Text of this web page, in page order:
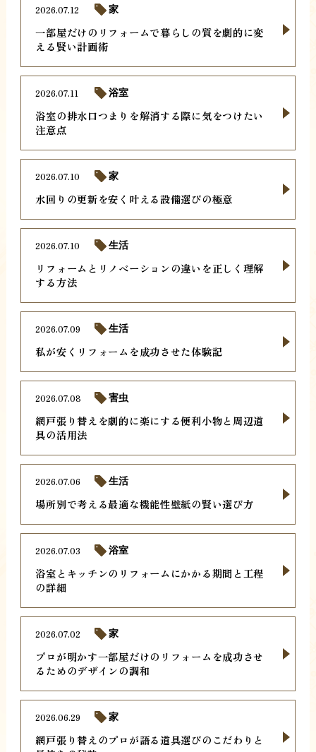
一部屋だけのリフォームで暮らしの質を劇的に変
える賢い計画術
2026.07.12 家
浴室の排水口つまりを解消する際に気をつけたい
注意点
2026.07.11 浴室
水回りの更新を安く叶える設備選びの極意
2026.07.10 家
リフォームとリノベーションの違いを正しく理解
する方法
2026.07.10 生活
私が安くリフォームを成功させた体験記
2026.07.09 生活
網戸張り替えを劇的に楽にする便利小物と周辺道
具の活用法
2026.07.08 害虫
場所別で考える最適な機能性壁紙の賢い選び方
2026.07.06 生活
浴室とキッチンのリフォームにかかる期間と工程
の詳細
2026.07.03 浴室
プロが明かす一部屋だけのリフォームを成功させ
るためのデザインの調和
2026.07.02 家
網戸張り替えのプロが語る道具選びのこだわりと
2026.06.29 家